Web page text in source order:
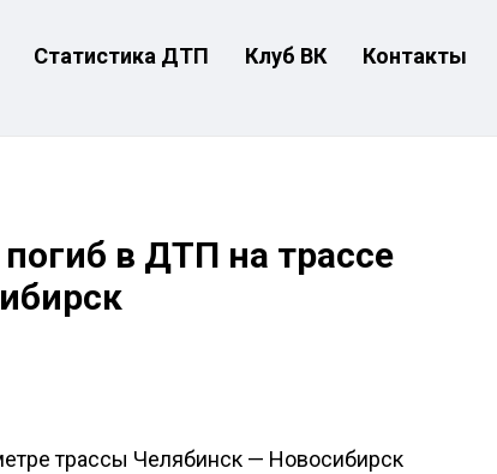
Статистика ДТП Клуб ВК Контакты
в ДТП на трассе
трассы Челябинск — Новосибирск